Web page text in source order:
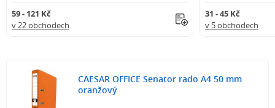
59 - 121 Kč
v 22 obchodech
31 - 45 Kč
v 5 obchodech
CAESAR OFFICE Senator rado A4 50 mm
oranžový